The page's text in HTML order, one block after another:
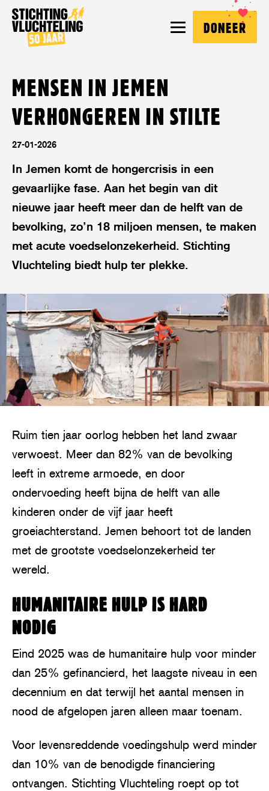
DONEER
MENSEN IN JEMEN
VERHONGEREN IN STILTE
27-01-2026
In Jemen komt de hongercrisis in een
gevaarlijke fase. Aan het begin van dit
nieuwe jaar heeft meer dan de helft van de
bevolking, zo’n 18 miljoen mensen, te maken
met acute voedselonzekerheid. Stichting
Vluchteling biedt hulp ter plekke.
Ruim tien jaar oorlog hebben het land zwaar
verwoest. Meer dan 82% van de bevolking
leeft in extreme armoede, en door
ondervoeding heeft bijna de helft van alle
kinderen onder de vijf jaar heeft
groeiachterstand. Jemen behoort tot de landen
met de grootste voedselonzekerheid ter
wereld.
HUMANITAIRE HULP IS HARD
NODIG
Eind 2025 was de humanitaire hulp voor minder
dan 25% gefinancierd, het laagste niveau in een
decennium en dat terwijl het aantal mensen in
nood de afgelopen jaren alleen maar toenam.
Voor levensreddende voedingshulp werd minder
dan 10% van de benodigde financiering
ontvangen. Stichting Vluchteling roept op tot